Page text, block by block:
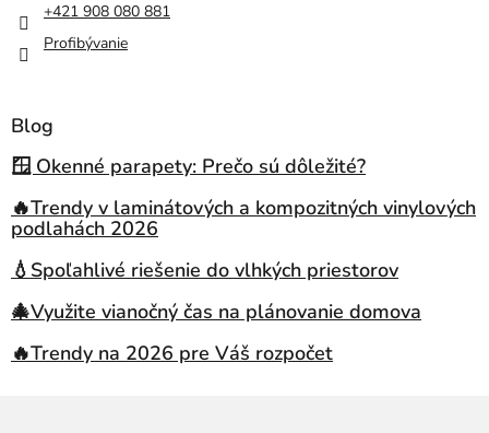
+421 908 080 881
Profibývanie
Blog
🪟 Okenné parapety: Prečo sú dôležité?
🔥Trendy v laminátových a kompozitných vinylových
podlahách 2026
💧Spoľahlivé riešenie do vlhkých priestorov
🎄Využite vianočný čas na plánovanie domova
🔥Trendy na 2026 pre Váš rozpočet